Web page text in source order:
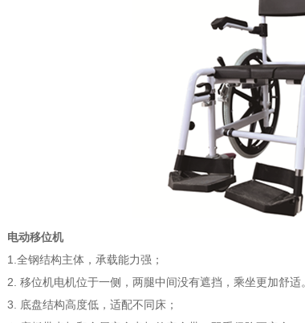
电动移位机
1.全钢结构主体，承载能力强；
2. 移位机电机位于一侧，两腿中间没有遮挡，乘坐更加舒适。
3. 底盘结构高度低，适配不同床；